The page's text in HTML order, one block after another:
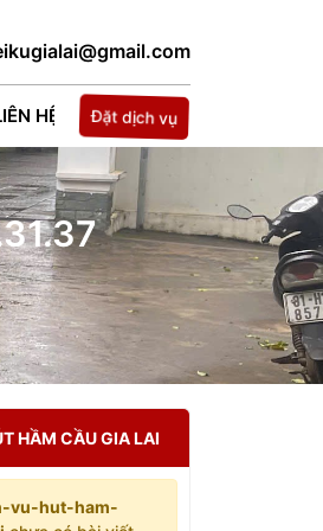
HỆ Đặt dịch vụ
HẦM CẦU GIA LAI
vu-hut-ham-